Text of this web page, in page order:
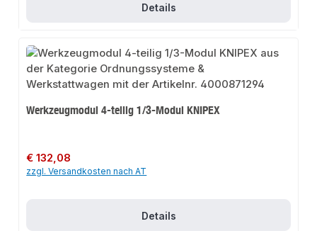
Details
Werkzeugmodul 4-teilig 1/3-Modul KNIPEX
Regulärer Preis:
€ 132,08
zzgl. Versandkosten nach AT
Details